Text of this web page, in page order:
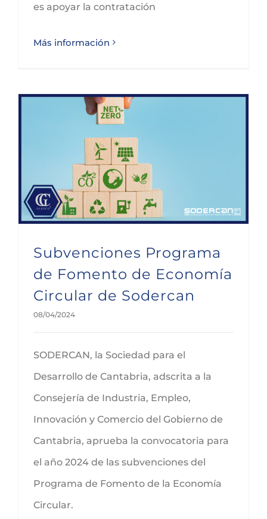
es apoyar la contratación
Más información
Subvenciones Programa
de Fomento de Economía
Circular de Sodercan
08/04/2024
SODERCAN, la Sociedad para el
Desarrollo de Cantabria, adscrita a la
Consejería de Industria, Empleo,
Innovación y Comercio del Gobierno de
Cantabria, aprueba la convocatoria para
el año 2024 de las subvenciones del
Programa de Fomento de la Economía
Circular.